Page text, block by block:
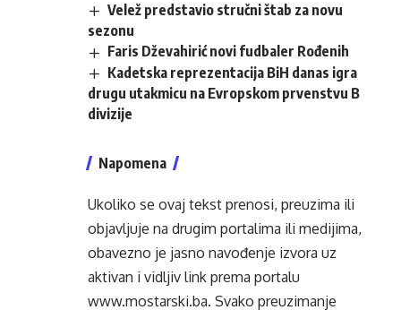
Velež predstavio stručni štab za novu
sezonu
Faris Dževahirić novi fudbaler Rođenih
Kadetska reprezentacija BiH danas igra
drugu utakmicu na Evropskom prvenstvu B
divizije
Napomena
Ukoliko se ovaj tekst prenosi, preuzima ili
objavljuje na drugim portalima ili medijima,
obavezno je jasno navođenje izvora uz
aktivan i vidljiv link prema portalu
www.mostarski.ba. Svako preuzimanje